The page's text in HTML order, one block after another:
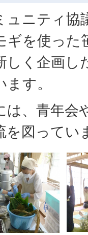
ュニティ協
ギを使った
しく企画し
す。
は、青年会
を図ってい